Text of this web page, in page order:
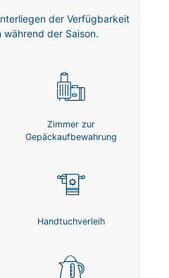
der Verfügbarkeit
während der Saison.
Zimmer zur
Gepäckaufbewahrung
Handtuchverleih